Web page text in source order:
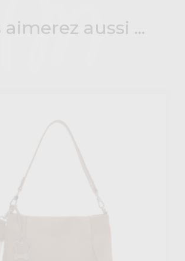
aimerez aussi ...